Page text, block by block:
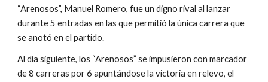
“Arenosos”, Manuel Romero, fue un digno rival al lanzar
durante 5 entradas en las que permitió la única carrera que
se anotó en el partido.
Al día siguiente, los “Arenosos” se impusieron con marcador
de 8 carreras por 6 apuntándose la victoria en relevo, el